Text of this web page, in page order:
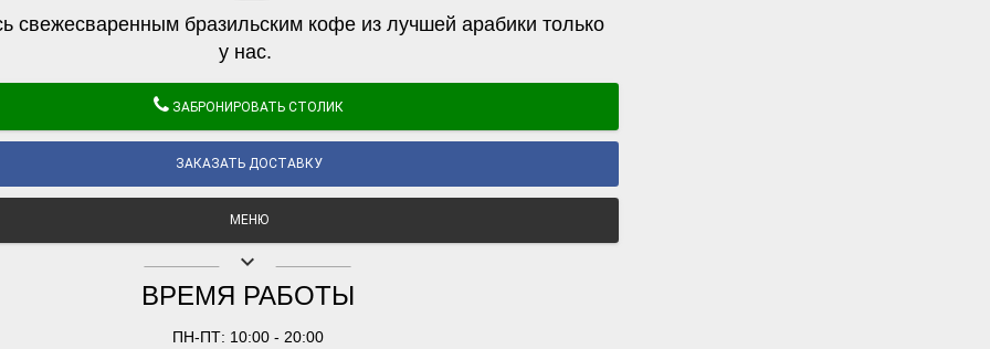
свежесваренным бразильским кофе из лучшей арабики только
у нас.
ЗАБРОНИРОВАТЬ СТОЛИК
ЗАКАЗАТЬ ДОСТАВКУ
МЕНЮ
keyboard_arrow_down
ВРЕМЯ РАБОТЫ
ПН-ПТ: 10:00 - 20:00